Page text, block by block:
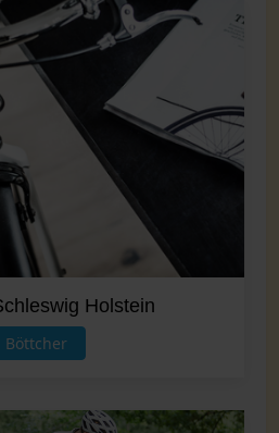
Holstein
Böttcher